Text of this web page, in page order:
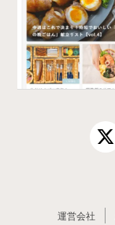
運営会社